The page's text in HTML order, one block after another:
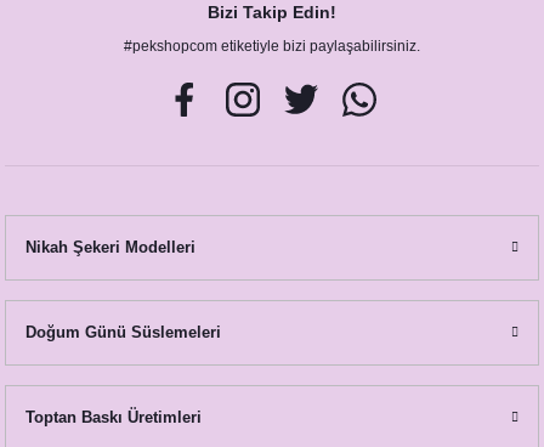
Bizi Takip Edin!
#pekshopcom etiketiyle bizi paylaşabilirsiniz.
Nikah Şekeri Modelleri
Doğum Günü Süslemeleri
Toptan Baskı Üretimleri